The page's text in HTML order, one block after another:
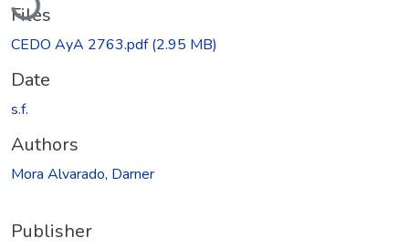
Files
CEDO AyA 2763.pdf(2.95 MB)
Date
s.f.
Authors
Mora Alvarado, Darner
Publisher